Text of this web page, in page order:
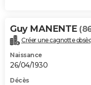
Guy MANENTE
Créer une cagnotte
Naissance
26/04/1930
Décès